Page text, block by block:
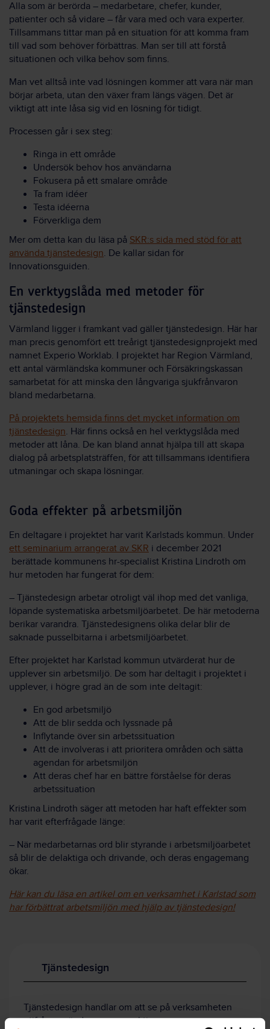
Alla som är berörda – medarbetare, chefer, kunder,
patienter och så vidare – får vara med och vara experter.
Tillsammans tittar man på en situation för att komma fram
till vad som behöver förbättras. Man ser till att förstå
situationen och vilka behov som finns.
Man vet alltså inte vad lösningen kommer att vara när man
börjar arbeta, utan den växer fram längs vägen. Det är
viktigt att inte låsa sig vid en lösning för tidigt.
Processen går i sex steg:
Ringa in ett område
Undersök behov hos användarna
Fokusera på ett smalare område
Ta fram idéer
Testa idéerna
Förverkliga dem
Mer om detta kan du läsa på SKR:s sida med stöd för att
använda tjänstedesign. De kallar sidan för
Innovationsguiden.
En verktygslåda med metoder för
tjänstedesign
Värmland ligger i framkant vad gäller tjänstedesign. Här har
man precis genomfört ett treårigt tjänstedesignprojekt med
namnet Experio Worklab. I projektet har Region Värmland,
ett antal värmländska kommuner och Försäkringskassan
samarbetat för att minska den långvariga sjukfrånvaron
bland medarbetarna.
På projektets hemsida finns det mycket information om
tjänstedesign. Här finns också en hel verktygslåda med
metoder att låna. De kan bland annat hjälpa till att skapa
dialog på arbetsplatsträffen, för att tillsammans identifiera
utmaningar och skapa lösningar.
Goda effekter på arbetsmiljön
En deltagare i projektet har varit Karlstads kommun. Under
ett seminarium arrangerat av SKR i december 2021
berättade kommunens hr-specialist Kristina Lindroth om
hur metoden har fungerat för dem:
– Tjänstedesign arbetar otroligt väl ihop med det vanliga,
löpande systematiska arbetsmiljöarbetet. De här metoderna
berikar varandra. Tjänstedesignens olika delar blir de
saknade pusselbitarna i arbetsmiljöarbetet.
Efter projektet har Karlstad kommun utvärderat hur de
upplever sin arbetsmiljö. De som har deltagit i projektet i
upplever, i högre grad än de som inte deltagit:
En god arbetsmiljö
Att de blir sedda och lyssnade på
Inflytande över sin arbetssituation
Att de involveras i att prioritera områden och sätta
agendan för arbetsmiljön
Att deras chef har en bättre förståelse för deras
arbetssituation
Kristina Lindroth säger att metoden har haft effekter som
har varit efterfrågade länge:
– När medarbetarnas ord blir styrande i arbetsmiljöarbetet
så blir de delaktiga och drivande, och deras engagemang
ökar.
Här kan du läsa en artikel om en verksamhet i Karlstad som
har förbättrat arbetsmiljön med hjälp av tjänstedesign!
Tjänstedesign
Tjänstedesign handlar om att se på verksamheten
utifrån användarens perspektiv.